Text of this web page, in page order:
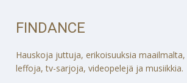
FINDANCE
Hauskoja juttuja, erikoisuuksia
leffoja, tv-sarjoja, videopelejä ja musiikkia.